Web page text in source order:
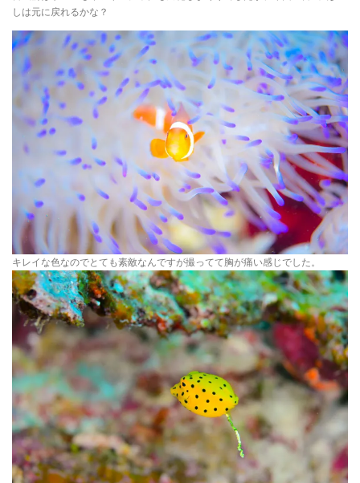
しは元に戻れるかな？
キレイな色なのでとても素敵なんですが撮ってて胸が痛い感じでした。